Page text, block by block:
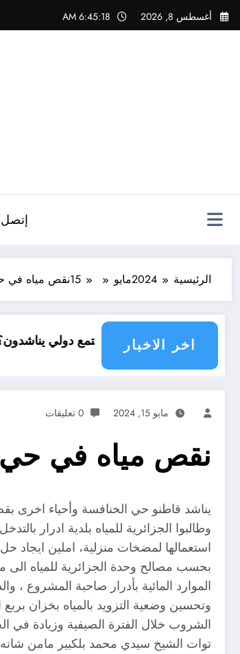
التجاوز
إلى
أغسطس 8, 2026 6:45:19 AM
إتصل
الرئيسية 2024مايو 15نقص مياه في
اخر الاخبار
أي مجتمع دولي يناشدون؟ درجات
مايو 15, 2024 0 تعليقات
نقص مياه في حي
يناشد قاطنو حي الخنافسة وأحياء اخرى
وطالبوا الجزائرية للمياه بلدية ادرار
استعمالها لمضخات منزلية، املين ايجاد
بحسب مصالح وحدة الجزائرية للمياه
الموارد المائية بأدرار صاحبة المشروع
الشروب خلال الفترة الصيفية وزيادة في
توات الشيخ سيدي محمد بلكبير مامن شانه